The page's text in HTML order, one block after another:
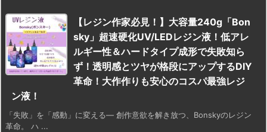
【レジン作家必見！】大容量240g「Bon
sky」超速硬化UV/LEDレジン液！低アレ
ルギー性＆ハードタイプ成形で失敗知ら
ず！透明感とツヤが格段にアップするDIY
革命！大作作りも安心のコスパ最強レジ
ン液！
「失敗」を「感動」に変える— 創作意欲を解き放つ、Bonskyのレジン
革命。 ハ ...